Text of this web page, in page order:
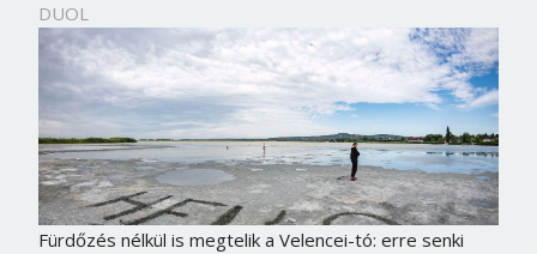
DUOL
Fürdőzés nélkül is megtelik a Velencei-tó: erre senki